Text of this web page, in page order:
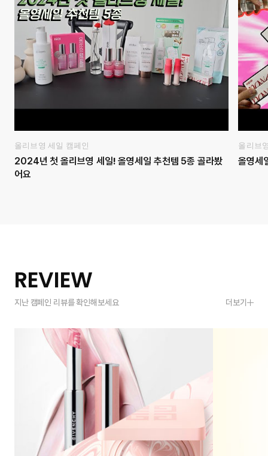
올리브영 세일 캠페인
2024년 첫 올리브영 세일! 올영세일 추천템 5종 골라봤
어요
올리브
올영세
REVIEW
지난 캠페인 리뷰를 확인해보세요 더보기